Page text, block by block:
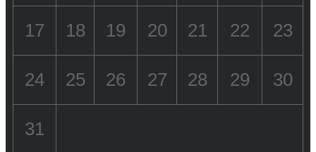
17 18 19 20 21 22 23
24 25 26 27 28 29 30
31